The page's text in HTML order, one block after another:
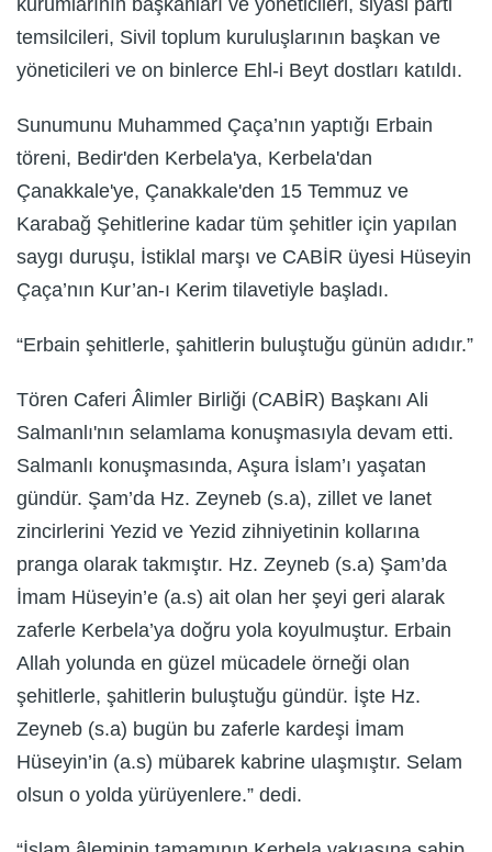
kurumlarının başkanları ve yöneticileri, siyasi parti
temsilcileri, Sivil toplum kuruluşlarının başkan ve
yöneticileri ve on binlerce Ehl-i Beyt dostları katıldı.
Sunumunu Muhammed Çaça’nın yaptığı Erbain
töreni, Bedir'den Kerbela'ya, Kerbela'dan
Çanakkale'ye, Çanakkale'den 15 Temmuz ve
Karabağ Şehitlerine kadar tüm şehitler için yapılan
saygı duruşu, İstiklal marşı ve CABİR üyesi Hüseyin
Çaça’nın Kur’an-ı Kerim tilavetiyle başladı.
“Erbain şehitlerle, şahitlerin buluştuğu günün adıdır.”
Tören Caferi Âlimler Birliği (CABİR) Başkanı Ali
Salmanlı'nın selamlama konuşmasıyla devam etti.
Salmanlı konuşmasında, Aşura İslam’ı yaşatan
gündür. Şam’da Hz. Zeyneb (s.a), zillet ve lanet
zincirlerini Yezid ve Yezid zihniyetinin kollarına
pranga olarak takmıştır. Hz. Zeyneb (s.a) Şam’da
İmam Hüseyin’e (a.s) ait olan her şeyi geri alarak
zaferle Kerbela’ya doğru yola koyulmuştur. Erbain
Allah yolunda en güzel mücadele örneği olan
şehitlerle, şahitlerin buluştuğu gündür. İşte Hz.
Zeyneb (s.a) bugün bu zaferle kardeşi İmam
Hüseyin’in (a.s) mübarek kabrine ulaşmıştır. Selam
olsun o yolda yürüyenlere.” dedi.